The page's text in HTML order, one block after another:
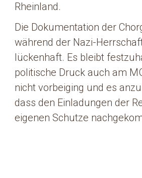
Rheinland.
Die Dokumentation der
während der Nazi-
lückenhaft. Es bleibt
politische Druck auch am
nicht vorbeiging und es
dass den Einladungen der
eigenen Schutze